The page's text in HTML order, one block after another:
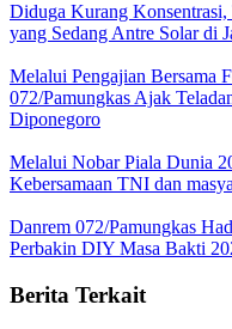
Diduga Kurang
yang Sedang Antre Solar di
Melalui Pengajian Bersama
072/Pamungkas Ajak
Diponegoro
Melalui Nobar Piala Dunia
Kebersamaan TNI dan
Danrem 072/Pamungkas
Perbakin DIY Masa Bakti
Berita Terkait